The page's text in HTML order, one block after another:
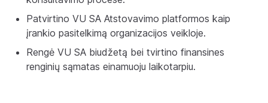
Patvirtino VU SA Atstovavimo platformos kaip
įrankio pasitelkimą organizacijos veikloje.
Rengė VU SA biudžetą bei tvirtino finansines
renginių sąmatas einamuoju laikotarpiu.